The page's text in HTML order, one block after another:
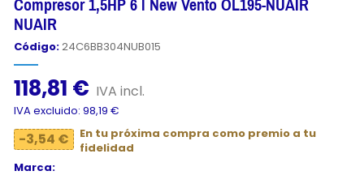
Compresor 1,5HP 6 l New Vento OL195-NUAIR
NUAIR
Código:24C6BB304NUB015
118,81 € IVA incl.
IVA excluido: 98,19 €
-3,54 €
En tu próxima compra como premio a tu
fidelidad
Marca: